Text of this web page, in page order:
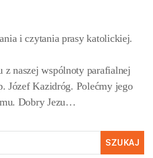
i czytania prasy katolickiej.
naszej wspólnoty parafialnej
Józef Kazidróg. Polećmy jego
Dobry Jezu…